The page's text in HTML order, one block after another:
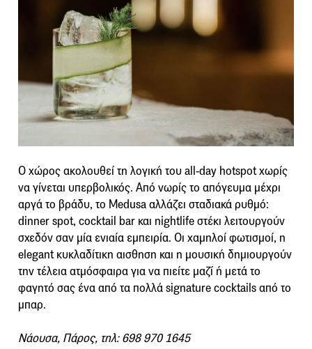
Ο χώρος ακολουθεί τη λογική του all-day hotspot χωρίς
να γίνεται υπερβολικός. Από νωρίς το απόγευμα μέχρι
αργά το βράδυ, το Medusa αλλάζει σταδιακά ρυθμό:
dinner spot, cocktail bar και nightlife στέκι λειτουργούν
σχεδόν σαν μία ενιαία εμπειρία. Οι χαμηλοί φωτισμοί, η
elegant κυκλαδίτικη αισθηση και η μουσική δημιουργούν
την τέλεια ατμόσφαιρα για να πιείτε μαζί ή μετά το
φαγητό σας ένα από τα πολλά signature cocktails από το
μπαρ.
Νάουσα, Πάρος, τηλ: 698 970 1645